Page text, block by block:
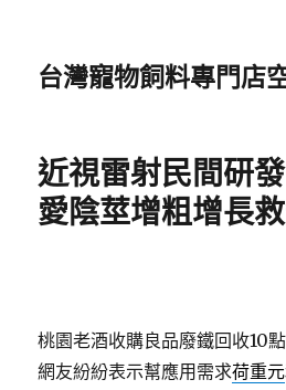
台灣寵物飼料專門店
近視雷射民間研
愛陰莖增粗增長
桃園老酒收購良品廢鐵回收10
網友紛紛表示幫應用需求荷重元